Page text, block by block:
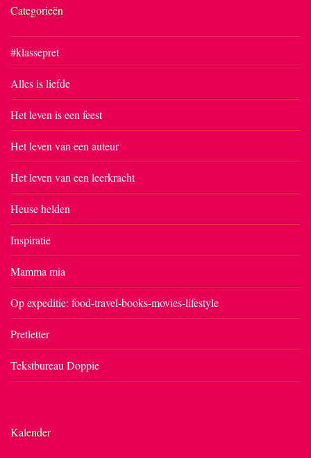
Categorieën
#klassepret
Alles is liefde
Het leven is een feest
Het leven van een auteur
Het leven van een leerkracht
Heuse helden
Inspiratie
Mamma mia
Op expeditie: food-travel-books-movies-lifestyle
Pretletter
Tekstbureau Doppie
Kalender